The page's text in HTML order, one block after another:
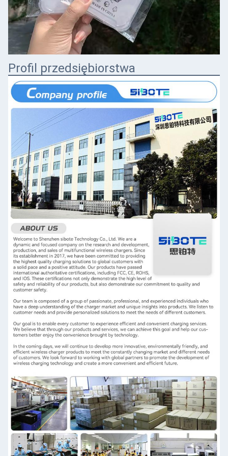
Profil przedsiębiorstwa